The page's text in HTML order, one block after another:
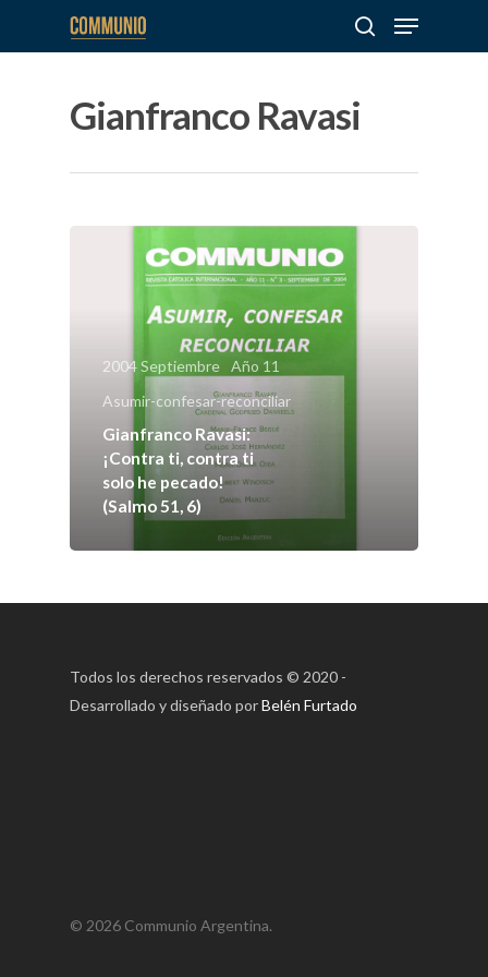
Gianfranco Ravasi
2004 Septiembre Año 11
Asumir-confesar-reconciliar
Gianfranco Ravasi:
¡Contra ti, contra ti
solo he pecado!
(Salmo 51, 6)
Todos los derechos reservados © 2020 -
Desarrollado y diseñado porBelén Furtado
© 2026 Communio Argentina.
Quiénes
Número
Números
Anteriores
Pagar